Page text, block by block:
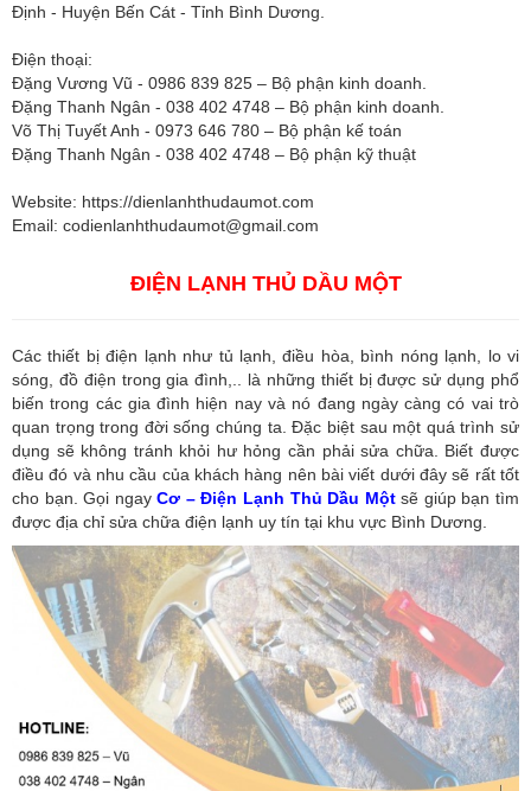
Định - Huyện Bến Cát - Tỉnh Bình Dương.
Điện thoại:
Đặng Vương Vũ - 0986 839 825 – Bộ phận kinh doanh.
Đặng Thanh Ngân - 038 402 4748 – Bộ phận kinh doanh.
Võ Thị Tuyết Anh - 0973 646 780 – Bộ phận kế toán
Đặng Thanh Ngân - 038 402 4748 – Bộ phận kỹ thuật
Website: https://dienlanhthudaumot.com
Email: codienlanhthudaumot@gmail.com
ĐIỆN LẠNH THỦ DẦU MỘT
Các thiết bị điện lạnh như tủ lạnh, điều hòa, bình nóng lạnh, lo vi
sóng, đồ điện trong gia đình,.. là những thiết bị được sử dụng phổ
biến trong các gia đình hiện nay và nó đang ngày càng có vai trò
quan trọng trong đời sống chúng ta. Đặc biệt sau một quá trình sử
dụng sẽ không tránh khỏi hư hỏng cần phải sửa chữa. Biết được
điều đó và nhu cầu của khách hàng nên bài viết dưới đây sẽ rất tốt
cho bạn. Gọi ngayCơ – Điện Lạnh Thủ Dầu Một sẽ giúp bạn tìm
được địa chỉ sửa chữa điện lạnh uy tín tại khu vực Bình Dương.